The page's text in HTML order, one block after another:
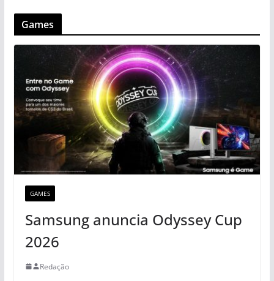
Games
GAMES
Samsung anuncia Odyssey Cup
2026
Redação